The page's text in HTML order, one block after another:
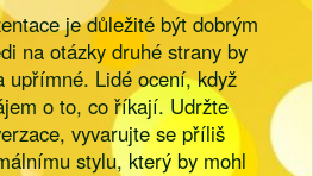
je důležité být dobrým
na otázky druhé strany by
upřímné. Lidé ocení, když
o to, co říkají. Udržte
vyvarujte se příliš
stylu, který by mohl